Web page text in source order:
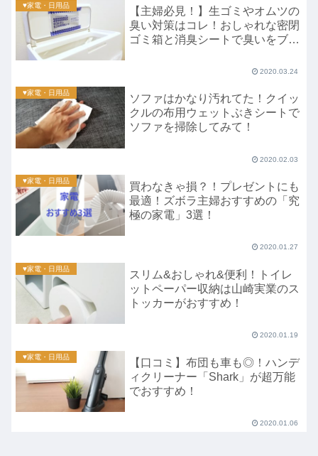
♥家電・日用品
【主婦必見！】生ゴミやオムツの
臭い対策はコレ！おしゃれな密閉
ゴミ箱と消臭シートで臭いをブロ
2020.03.24
♥家電・日用品
ソファはかなり汚れてた！クイッ
クルの布用ウェットぶきシートで
ソファを掃除してみて！
2020.02.03
♥家電・日用品
買わなきゃ損？！プレゼントにも
最適！ズボラ主婦おすすめの「究
極の家電」3選！
2020.01.27
♥家電・日用品
スリム&おしゃれ&便利！トイレ
ットペーパー収納は山崎実業のス
トッカーがおすすめ！
2020.01.19
♥家電・日用品
【口コミ】布団も車も◎！ハンデ
ィクリーナー「Shark」が超万能
でおすすめ！
2020.01.06